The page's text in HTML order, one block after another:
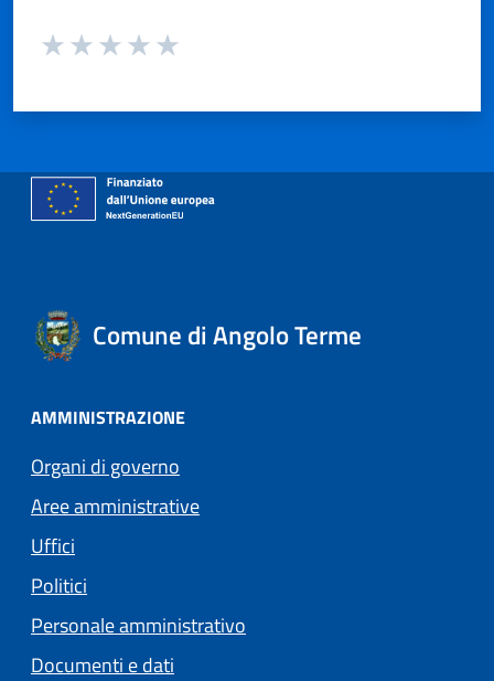
Valuta da 1 a 5 stelle la pagina
Comune di Angolo Terme
AMMINISTRAZIONE
Organi di governo
Aree amministrative
Uffici
Politici
Personale amministrativo
Documenti e dati